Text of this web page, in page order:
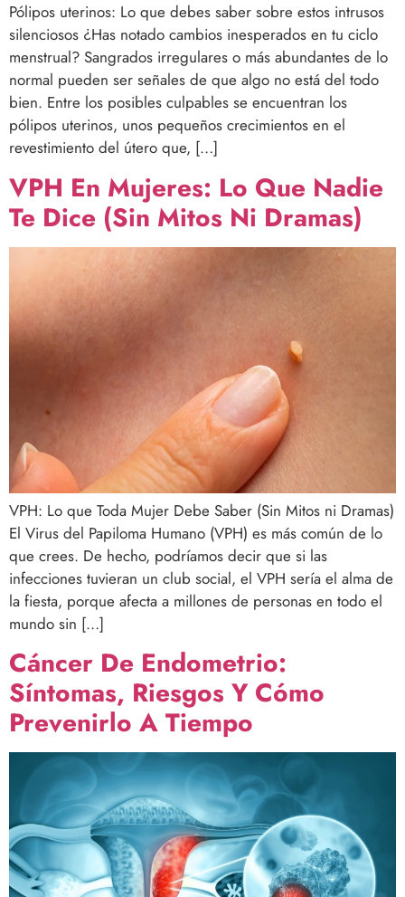
Pólipos uterinos: Lo que debes saber sobre estos intrusos
silenciosos ¿Has notado cambios inesperados en tu ciclo
menstrual? Sangrados irregulares o más abundantes de lo
normal pueden ser señales de que algo no está del todo
bien. Entre los posibles culpables se encuentran los
pólipos uterinos, unos pequeños crecimientos en el
revestimiento del útero que, […]
VPH En Mujeres: Lo Que Nadie
Te Dice (Sin Mitos Ni Dramas)
VPH: Lo que Toda Mujer Debe Saber (Sin Mitos ni Dramas)
El Virus del Papiloma Humano (VPH) es más común de lo
que crees. De hecho, podríamos decir que si las
infecciones tuvieran un club social, el VPH sería el alma de
la fiesta, porque afecta a millones de personas en todo el
mundo sin […]
Cáncer De Endometrio:
Síntomas, Riesgos Y Cómo
Prevenirlo A Tiempo